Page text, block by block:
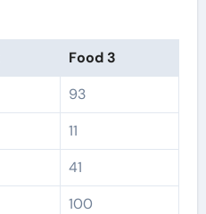
Food 3
93
11
41
100